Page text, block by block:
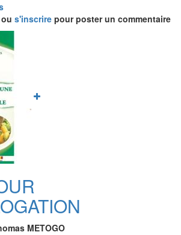
Tenue
de
la
ordinaire
d’homologation
des
pesticides
en
Afrique
Centrale
s'inscrire pour poster un commentaire
METOGO